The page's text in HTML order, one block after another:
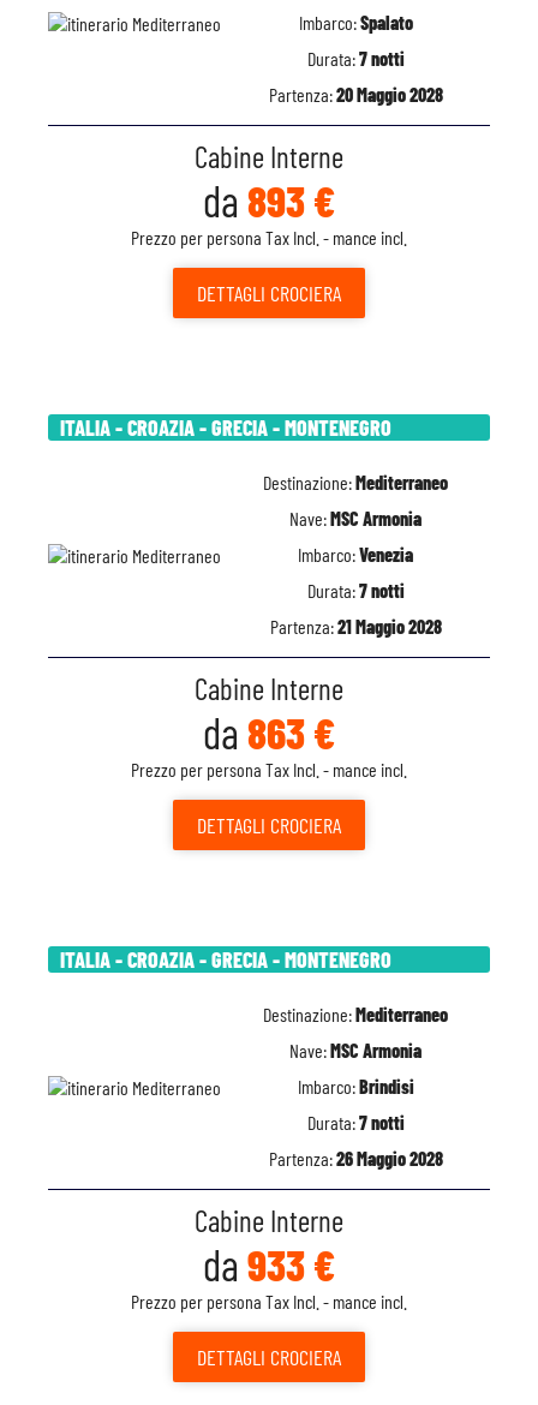
Imbarco:Spalato
Durata:7 notti
Partenza:20 Maggio 2028
Cabine Interne
da 893 €
Prezzo per persona Tax Incl. - mance incl.
DETTAGLI CROCIERA
ITALIA - CROAZIA - GRECIA - MONTENEGRO
Destinazione:Mediterraneo
Nave:MSC Armonia
Imbarco:Venezia
Durata:7 notti
Partenza:21 Maggio 2028
Cabine Interne
da 863 €
Prezzo per persona Tax Incl. - mance incl.
DETTAGLI CROCIERA
ITALIA - CROAZIA - GRECIA - MONTENEGRO
Destinazione:Mediterraneo
Nave:MSC Armonia
Imbarco:Brindisi
Durata:7 notti
Partenza:26 Maggio 2028
Cabine Interne
da 933 €
Prezzo per persona Tax Incl. - mance incl.
DETTAGLI CROCIERA